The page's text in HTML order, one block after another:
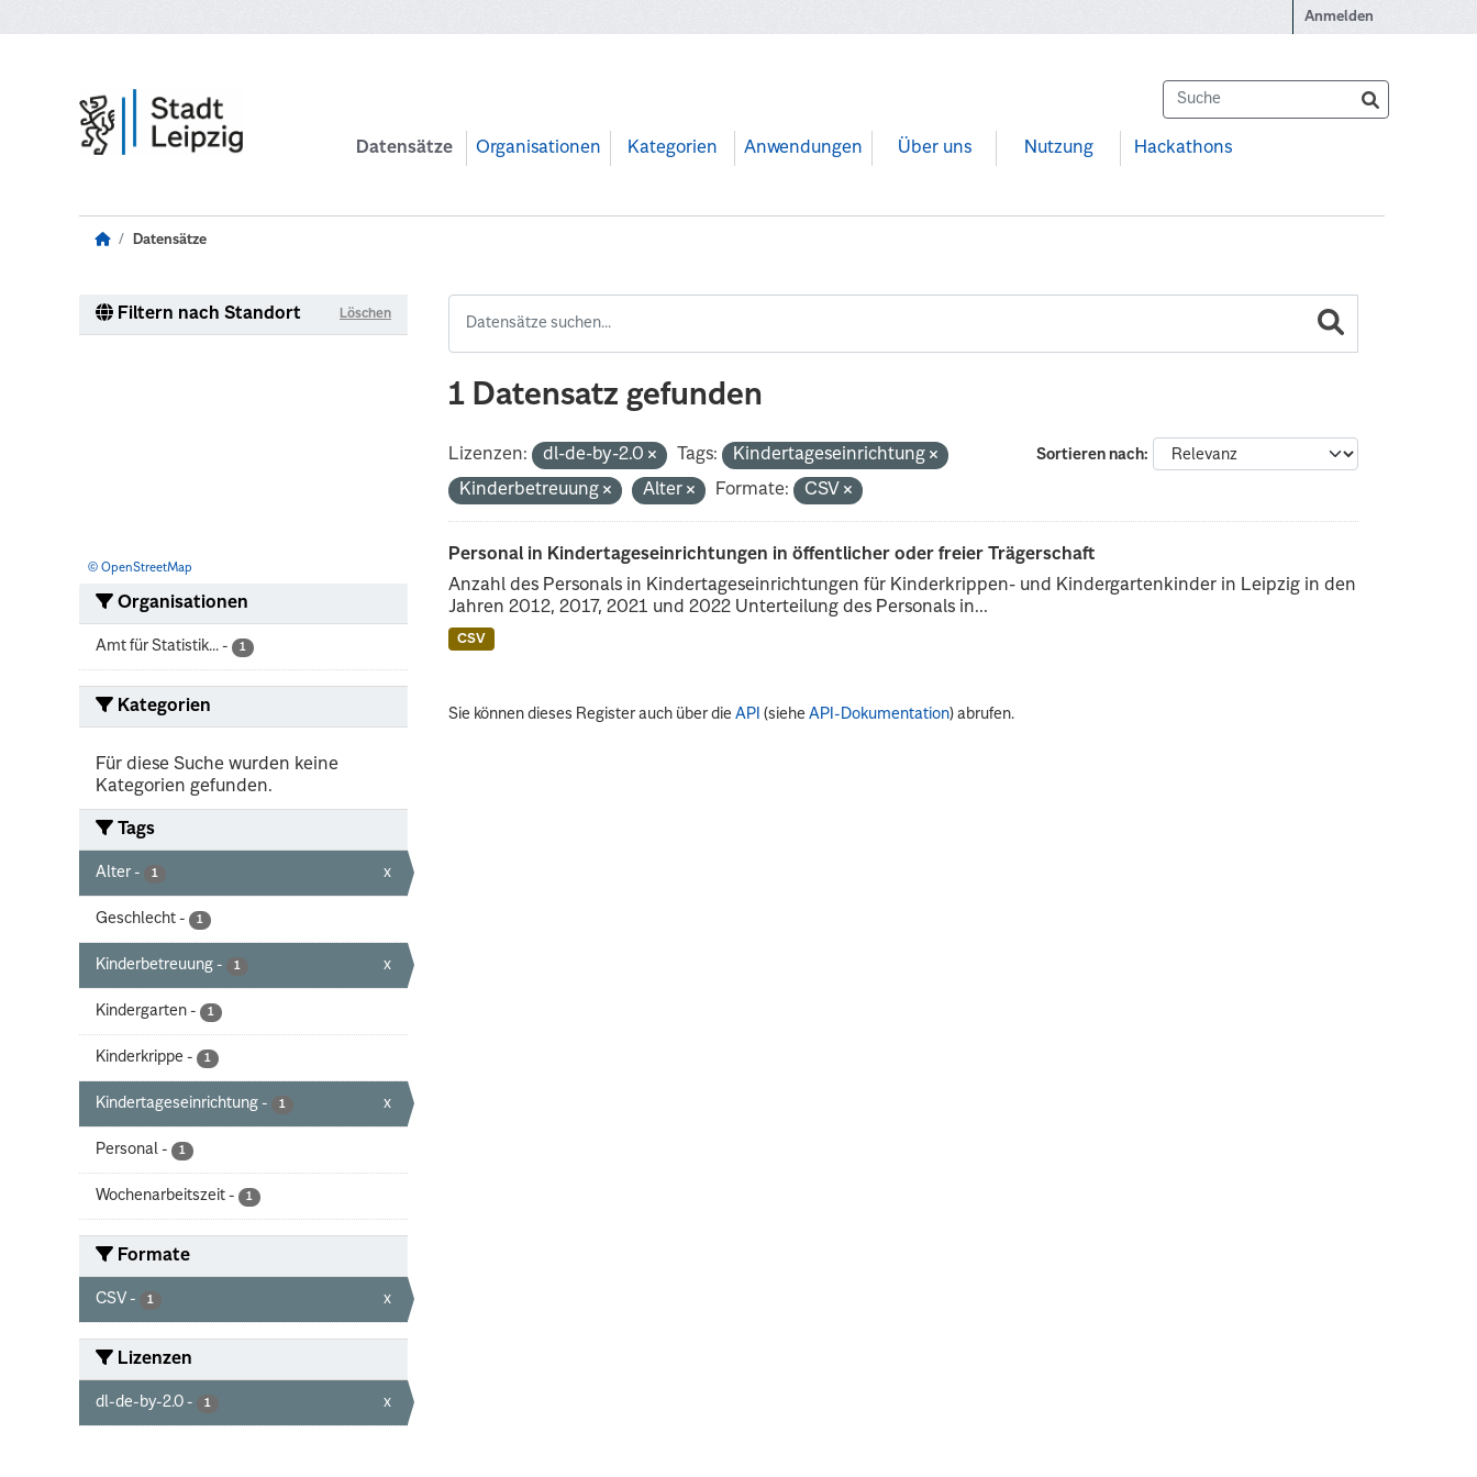
Anmelden
Datensätze Organisationen Kategorien Anwendungen Über uns Nutzung Hackathons
Datensätze
Filtern nach Standort Löschen
© OpenStreetMap
Organisationen
Amt für Statistik... - 1
Kategorien
Für diese Suche wurden keine
Kategorien gefunden.
Tags
Alter - 1 x
Geschlecht - 1
Kinderbetreuung - 1 x
Kindergarten - 1
Kinderkrippe - 1
Kindertageseinrichtung - 1 x
Personal - 1
Wochenarbeitszeit - 1
Formate
CSV - 1 x
Lizenzen
dl-de-by-2.0 - 1 x
1 Datensatz gefunden
Sortieren nach
Lizenzen: dl-de-by-2.0 Tags:
Kindertageseinrichtung
Kinderbetreuung
Alter Formate: CSV
Personal in Kindertageseinrichtungen in öffentlicher oder freier Trägerschaft
Anzahl des Personals in Kindertageseinrichtungen für Kinderkrippen- und Kindergartenkinder in Leipzig in den
Jahren 2012, 2017, 2021 und 2022 Unterteilung des Personals in...
CSV
Sie können dieses Register auch über dieAPI (sieheAPI-Dokumentation) abrufen.